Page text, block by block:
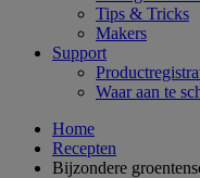
Tips & Tricks
Makers
Support
Waar aan te
Home
Recepten
Bijzondere